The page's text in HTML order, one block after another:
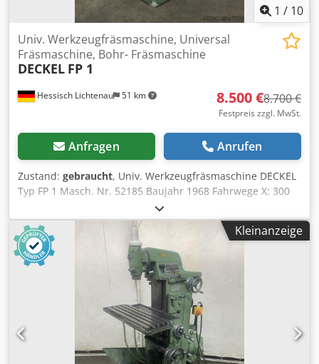
1 / 10
Hessisch Lichtenau 51 km
Univ. Werkzeugfräsmaschine, Universal
Fräsmaschine, Bohr- Fräsmaschine
DECKEL FP 1
8.500 €8.700 €
Festpreis zzgl. MwSt.
Anfragen Anrufen
Zustand: gebraucht, Univ. Werkzeugfräsmaschine DECKEL
Typ FP 1 Masch. Nr. 52185 Baujahr 1968 Fahrwege X: 300
mm Y: 150 mm Z: 340 mm Tischgröße 600 x 250 mm
Spindelaufnahme SK 40 - S20 x 2 Spindeldrehzahl 40-2000
U/min. 16 Stufen Motorleistung 1,0 und 1,4 kW
polumschaltbar Dkjdedzqb Sspfx Am Aer Netzanschluß
380 Volt, 50 Hz - Vorschub in der X- und Z-Achse - Zwei
Motordrehzahlen und 8 Getriebestufen -
Pinolverschiebung am Vertikal-Fräskopf 60 mm - Fester
Winkeltisch - Kühlmitteleinrichtung im Maschinenfuß -
nebenstehender Schaltschrank - Gegenhalter mit
Gegenlager zum Horizontalfräsen SK 40 Platzbedarf L x B x
H 1200 x 1100 x 1600 mm Gewicht ca. 1000 kg sehr guter
Kleinanzeige